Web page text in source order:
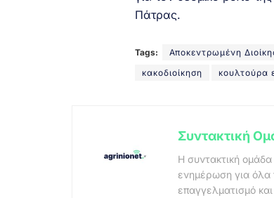
Πάτρας.
Tags: Αποκεντρωμένη
κακοδιοίκηση
κουλτούρα
Συντακτική
Η συντακτική
ενημέρωση για όλα
επαγγελματισμό